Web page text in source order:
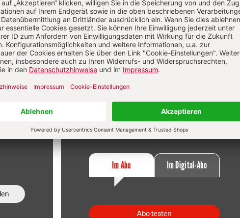
Im Abo
Ihr Plus: Zugriff auch auf alle anderen
Artikel im Abo-Bereich
2 Hefte + 2 Hefte digital 0,00 €
120,40 € für 7 Ausgaben pro Halbjahr +
Digitalzugang
inkl. MwSt., zzgl. 9,10 € Versand (D)
Im Abo Im Digital-Abo
Abo testen